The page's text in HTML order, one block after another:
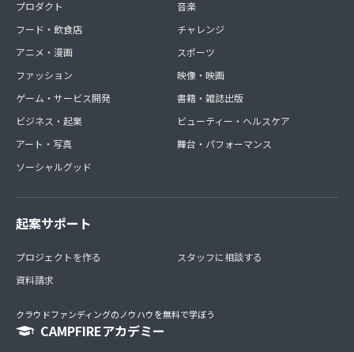
プロダクト
フード・飲食店
アニメ・漫画
ファッション
ゲーム・サービス開発
ビジネス・起業
アート・写真
ソーシャルグッド
音楽
チャレンジ
スポーツ
映像・映画
書籍・雑誌出版
ビューティー・ヘルスケア
舞台・パフォーマンス
起案サポート
プロジェクトを作る
資料請求
スタッフに相談する
クラウドファンディングのノウハウを無料で学ぼう
CAMPFIREアカデミー